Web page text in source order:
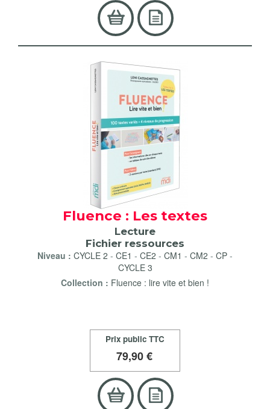
Fluence : Les textes
Lecture
Fichier ressources
Niveau : CYCLE 2 - CE1 - CE2 - CM1 - CM2 - CP -
CYCLE 3
Collection : Fluence : lire vite et bien !
Prix public TTC
79,90 €